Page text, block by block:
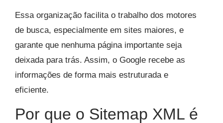
Essa organização facilita o trabalho dos motores
de busca, especialmente em sites maiores, e
garante que nenhuma página importante seja
deixada para trás. Assim, o Google recebe as
informações de forma mais estruturada e
eficiente.
Por que o Sitemap XML é